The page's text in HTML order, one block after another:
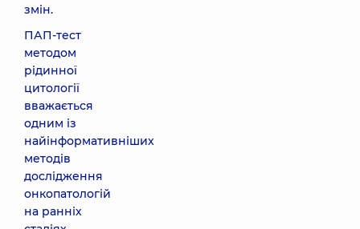
змін.
ПАП-тест
методом
рідинної
цитології
вважається
одним із
найінформативніших
методів
дослідження
онкопатологій
на ранніх